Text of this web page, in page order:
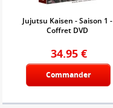
Jujutsu Kaisen - Saison 1 -
Coffret DVD
34.95 €
Commander